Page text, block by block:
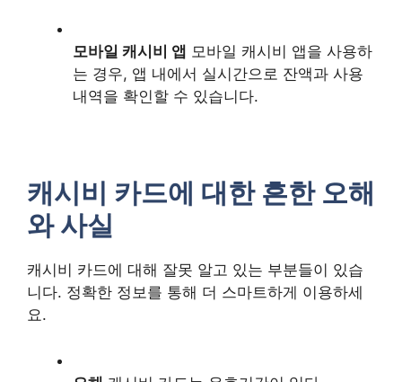
모바일 캐시비 앱 모바일 캐시비 앱을 사용하
는 경우, 앱 내에서 실시간으로 잔액과 사용
내역을 확인할 수 있습니다.
캐시비 카드에 대한 흔한 오해
와 사실
캐시비 카드에 대해 잘못 알고 있는 부분들이 있습
니다. 정확한 정보를 통해 더 스마트하게 이용하세
요.